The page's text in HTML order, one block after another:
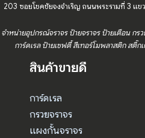
203 ซอยโชคชัยจงจำเริญ ถนนพระรามที่ 3 แข
จำหน่ายอุปกรณ์จราจร ป้ายจราจร ป้ายเตือน กร
การ์ดเรล ป้ายเซฟตี้ สีเทอร์โมพลาสติก สติ๊
สินค้าขายดี
การ์ดเรล
กรวยจราจร
แผงกั้นจราจร